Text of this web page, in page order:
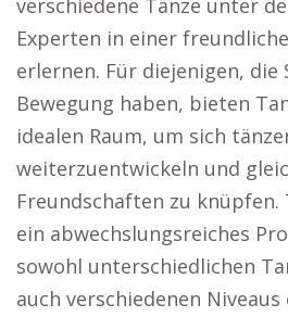
verschiedene Tänze unter
Experten in einer
erlernen. Für diejenigen, die
Bewegung haben, bieten
idealen Raum, um sich
weiterzuentwickeln und
Freundschaften zu knüpfen.
ein abwechslungsreiches
sowohl unterschiedlichen
auch verschiedenen